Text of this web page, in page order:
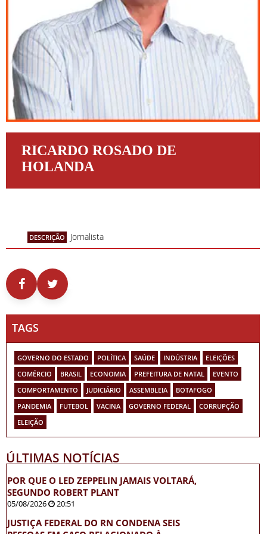
RICARDO ROSADO DE
HOLANDA
DESCRIÇÃO Jornalista
TAGS
GOVERNO DO ESTADO POLÍTICA SAÚDE INDÚSTRIA
ELEIÇÕES
COMÉRCIO
BRASIL ECONOMIA PREFEITURA DE NATAL
EVENTO
COMPORTAMENTO
JUDICIÁRIO ASSEMBLEIA
BOTAFOGO
PANDEMIA
FUTEBOL VACINA GOVERNO FEDERAL
CORRUPÇÃO
ELEIÇÃO
ÚLTIMAS NOTÍCIAS
POR QUE O LED ZEPPELIN JAMAIS VOLTARÁ,
SEGUNDO ROBERT PLANT
05/08/2026 20:51
JUSTIÇA FEDERAL DO RN CONDENA SEIS